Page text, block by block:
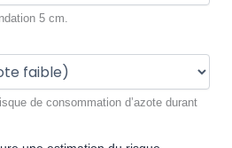
5 cm.
de consommation d’azote durant